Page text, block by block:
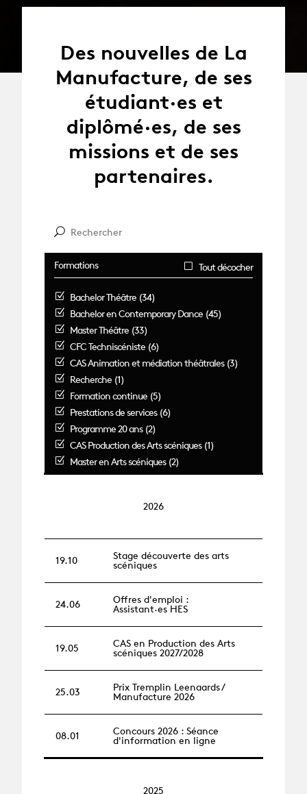
Des nouvelles de La
Manufacture, de ses
étudiant·es et
diplômé·es, de ses
missions et de ses
partenaires.
Formations Tout décocher
Bachelor Théâtre (34)
Bachelor en Contemporary Dance (45)
Master Théâtre (33)
CFC Techniscéniste (6)
CAS Animation et médiation théâtrales (3)
Recherche (1)
Formation continue (5)
Prestations de services (6)
Programme 20 ans (2)
CAS Production des Arts scéniques (1)
Master en Arts scéniques (2)
2026
19.10
Stage découverte des arts
scéniques
24.06
Offres d'emploi :
Assistant·es HES
19.05
CAS en Production des Arts
scéniques 2027/2028
25.03
Prix Tremplin Leenaards /
Manufacture 2026
08.01
Concours 2026 : Séance
d'information en ligne
2025